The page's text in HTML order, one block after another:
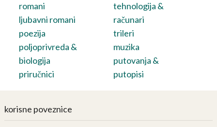
romani
ljubavni romani
poezija
poljoprivreda &
biologija
priručnici
tehnologija &
računari
trileri
muzika
putovanja &
putopisi
korisne poveznice